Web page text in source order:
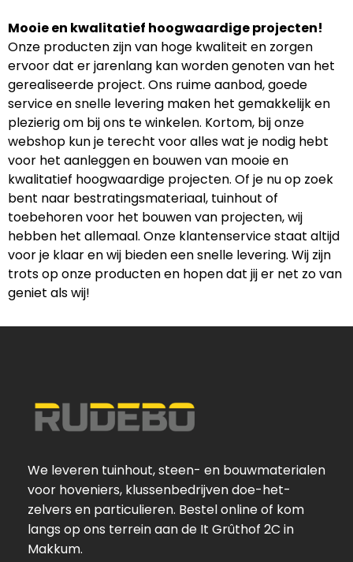
Mooie en kwalitatief hoogwaardige projecten!
Onze producten zijn van hoge kwaliteit en zorgen
ervoor dat er jarenlang kan worden genoten van het
gerealiseerde project. Ons ruime aanbod, goede
service en snelle levering maken het gemakkelijk en
plezierig om bij ons te winkelen. Kortom, bij onze
webshop kun je terecht voor alles wat je nodig hebt
voor het aanleggen en bouwen van mooie en
kwalitatief hoogwaardige projecten. Of je nu op zoek
bent naar bestratingsmateriaal, tuinhout of
toebehoren voor het bouwen van projecten, wij
hebben het allemaal. Onze klantenservice staat altijd
voor je klaar en wij bieden een snelle levering. Wij zijn
trots op onze producten en hopen dat jij er net zo van
geniet als wij!
We leveren tuinhout, steen- en bouwmaterialen
voor hoveniers, klussenbedrijven doe-het-
zelvers en particulieren. Bestel online of kom
langs op ons terrein aan de It Grûthof 2C in
Makkum.